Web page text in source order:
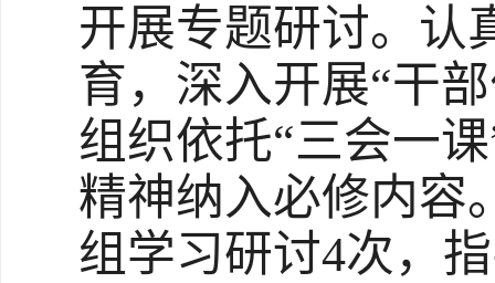
开展专题研讨。认
育，深入开展“干
组织依托“三会一
精神纳入必修内容
组学习研讨4次，